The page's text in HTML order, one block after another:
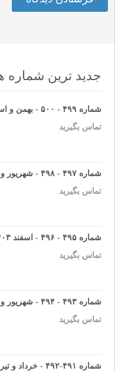
جدید ترین شماره
شماره ۴۹۹ - ۵۰۰ - بهمن و اسفند ماه ۱۴۰۴
تماس بگیرید
شماره ۴۹۷ - ۴۹۸ - شهریور و مهرماه ۱۴۰۴
تماس بگیرید
شماره ۴۹۵ - ۴۹۶ - اسفند ۱۴۰۳ و فروردین ۱۴۰۴
تماس بگیرید
شماره ۴۹۳ - ۴۹۴ - شهریور و مهر ۱۴۰۳
تماس بگیرید
شماره ۴۹۱-۴۹۲ - خرداد و تیر ۱۴۰۳